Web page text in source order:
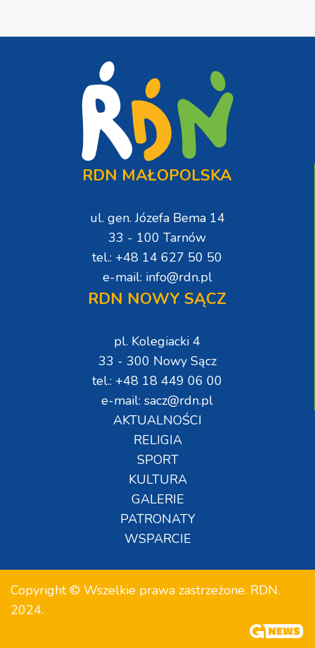
RDN MAŁOPOLSKA
ul. gen. Józefa Bema 14
33 - 100 Tarnów
tel.: +48 14 627 50 50
e-mail: info@rdn.pl
RDN NOWY SĄCZ
pl. Kolegiacki 4
33 - 300 Nowy Sącz
tel.: +48 18 449 06 00
e-mail: sacz@rdn.pl
AKTUALNOŚCI
RELIGIA
SPORT
KULTURA
GALERIE
PATRONATY
WSPARCIE
Copyright © Wszelkie prawa zastrzeżone. RDN.
2024.